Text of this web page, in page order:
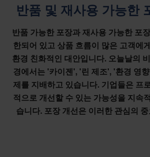
반품 및 재사용 가능한
반품 가능한 포장과 재사용 가능한 포
한되어 있고 상품 흐름이 많은 고객에
환경 친화적인 대안입니다. 오늘날의
경에서는 '카이젠', '린 제조', '환경 영
제를 지배하고 있습니다. 기업들은 프
적으로 개선할 수 있는 가능성을 지속
습니다. 포장 개선은 이러한 관심의